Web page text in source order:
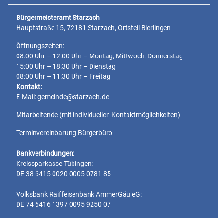
Bürgermeisteramt Starzach
Hauptstraße 15, 72181 Starzach, Ortsteil Bierlingen
Öffnungszeiten:
08:00 Uhr – 12:00 Uhr – Montag, Mittwoch, Donnerstag
15:00 Uhr – 18:30 Uhr – Dienstag
08:00 Uhr – 11:30 Uhr – Freitag
Kontakt:
E-Mail:gemeinde@starzach.de
Mitarbeitende (mit individuellen Kontaktmöglichkeiten)
Terminvereinbarung Bürgerbüro
Bankverbindungen:
Kreissparkasse Tübingen:
DE 38 6415 0020 0005 0781 85
Volksbank Raiffeisenbank AmmerGäu eG:
DE 74 6416 1397 0095 9250 07